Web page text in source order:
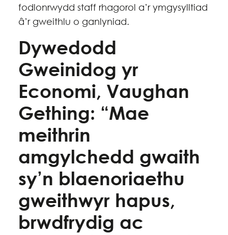
fodlonrwydd staff rhagorol a’r ymgysylltiad
â’r gweithlu o ganlyniad.
Dywedodd
Gweinidog yr
Economi, Vaughan
Gething: “Mae
meithrin
amgylchedd gwaith
sy’n blaenoriaethu
gweithwyr hapus,
brwdfrydig ac